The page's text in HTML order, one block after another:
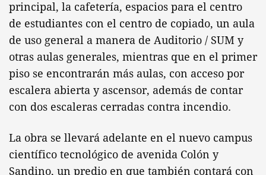
principal, la cafetería, espacios para el centro
de estudiantes con el centro de copiado, un aula
de uso general a manera de Auditorio / SUM y
otras aulas generales, mientras que en el primer
piso se encontrarán más aulas, con acceso por
escalera abierta y ascensor, además de contar
con dos escaleras cerradas contra incendio.
La obra se llevará adelante en el nuevo campus
científico tecnológico de avenida Colón y
Sandino, un predio en que también contará con